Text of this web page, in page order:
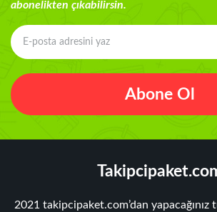
abonelikten çıkabilirsin.
Abone Ol
2021 takipcipaket.com’dan yapacağınız